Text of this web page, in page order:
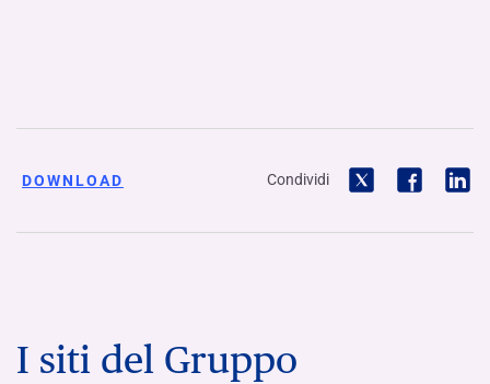
DOWNLOAD Condividi
I siti del Gruppo